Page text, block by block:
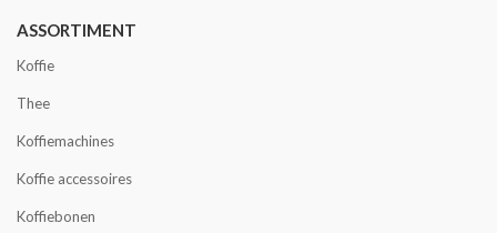
ASSORTIMENT
Koffie
Thee
Koffiemachines
Koffie accessoires
Koffiebonen